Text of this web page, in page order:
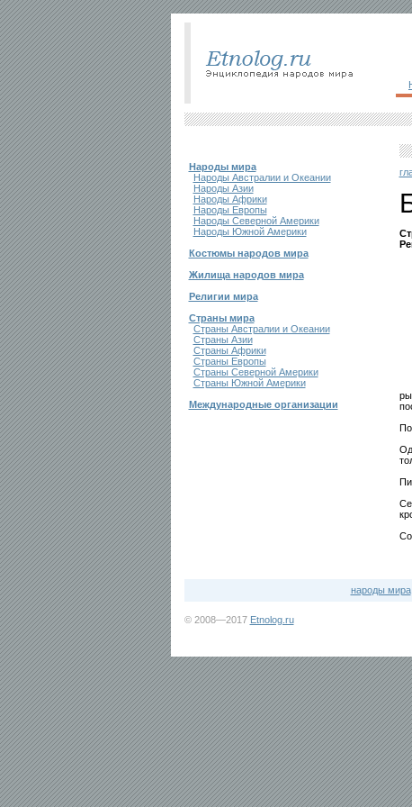
Народы мира
Народы Австралии и Океании
Народы Азии
Народы Африки
Народы Европы
Народы Северной Америки
Народы Южной Америки
Костюмы народов мира
Жилища народов мира
Религии мира
Страны мира
Страны Австралии и Океании
Страны Азии
Страны Африки
Страны Европы
Страны Северной Америки
Страны Южной Америки
Международные организации
народы мира
© 2008—2017 Etnolog.ru